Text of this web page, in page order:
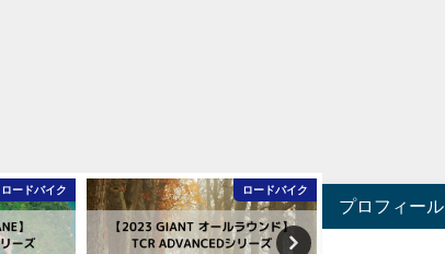
ロードバイク ロードバイク
プロフィール